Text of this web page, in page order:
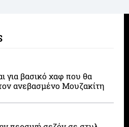
για βασικό χαφ που θα
ανεβασμένο Μουζακίτη